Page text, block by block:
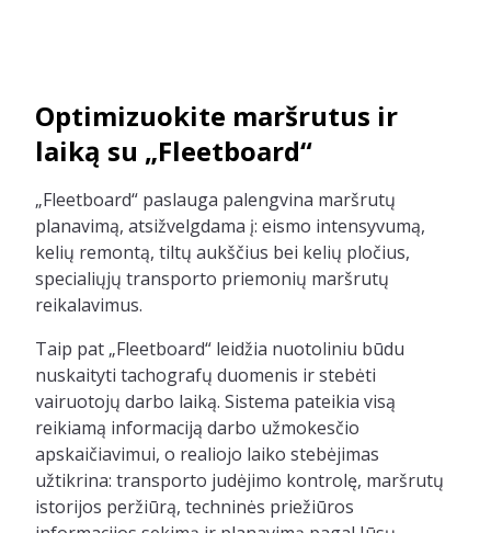
Optimizuokite maršrutus ir
laiką su „Fleetboard“
„Fleetboard“ paslauga palengvina maršrutų
planavimą, atsižvelgdama į: eismo intensyvumą,
kelių remontą, tiltų aukščius bei kelių pločius,
specialiųjų transporto priemonių maršrutų
reikalavimus.
Taip pat „Fleetboard“ leidžia nuotoliniu būdu
nuskaityti tachografų duomenis ir stebėti
vairuotojų darbo laiką. Sistema pateikia visą
reikiamą informaciją darbo užmokesčio
apskaičiavimui, o realiojo laiko stebėjimas
užtikrina: transporto judėjimo kontrolę, maršrutų
istorijos peržiūrą, techninės priežiūros